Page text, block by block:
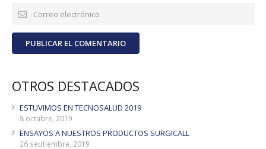
PUBLICAR EL COMENTARIO
OTROS DESTACADOS
ESTUVIMOS EN TECNOSALUD 2019
8 octubre, 2019
ENSAYOS A NUESTROS PRODUCTOS SURGICALL
26 septiembre, 2019